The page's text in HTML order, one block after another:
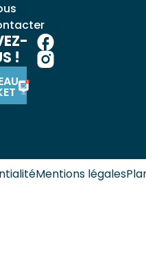
!
Mentions légales